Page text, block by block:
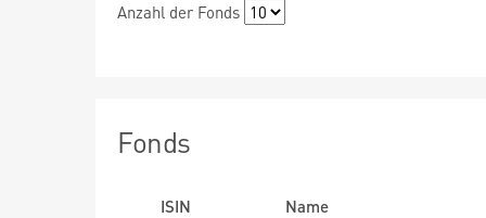
Anzahl der Fonds
Fonds
ISIN
Name